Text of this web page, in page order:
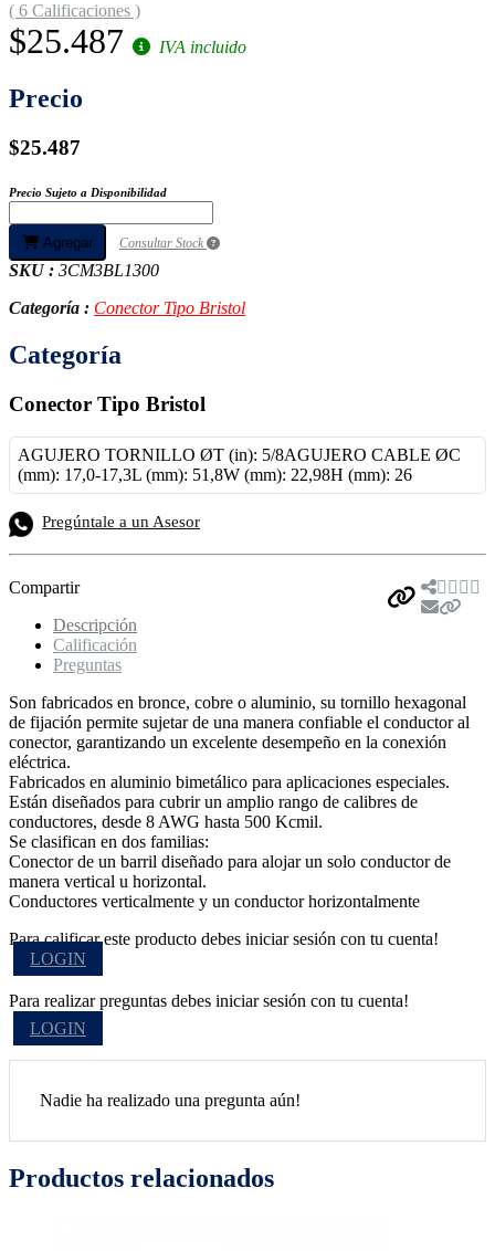
( 6 Calificaciones )
$25.487 IVA incluido
Precio
$25.487
Precio Sujeto a Disponibilidad
Agregar Consultar Stock
SKU : 3CM3BL1300
Categoría : Conector Tipo Bristol
Categoría
Conector Tipo Bristol
AGUJERO TORNILLO ØT (in): 5/8AGUJERO CABLE ØC
(mm): 17,0-17,3L (mm): 51,8W (mm): 22,98H (mm): 26
Pregúntale a un Asesor
Compartir
Descripción
Calificación
Preguntas
Son fabricados en bronce, cobre o aluminio, su tornillo hexagonal
de fijación permite sujetar de una manera confiable el conductor al
conector, garantizando un excelente desempeño en la conexión
eléctrica.
Fabricados en aluminio bimetálico para aplicaciones especiales.
Están diseñados para cubrir un amplio rango de calibres de
conductores, desde 8 AWG hasta 500 Kcmil.
Se clasifican en dos familias:
Conector de un barril diseñado para alojar un solo conductor de
manera vertical u horizontal.
Conductores verticalmente y un conductor horizontalmente
Para calificar este producto debes iniciar sesión con tu cuenta!
LOGIN
Para realizar preguntas debes iniciar sesión con tu cuenta!
LOGIN
Nadie ha realizado una pregunta aún!
Productos relacionados